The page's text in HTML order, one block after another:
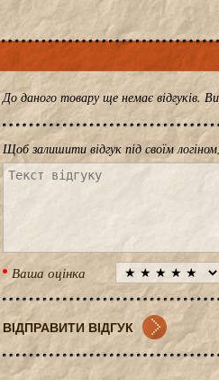
До даного товару ще немає
Щоб залишити відгук під своїм логіном,
Ваша оцінка